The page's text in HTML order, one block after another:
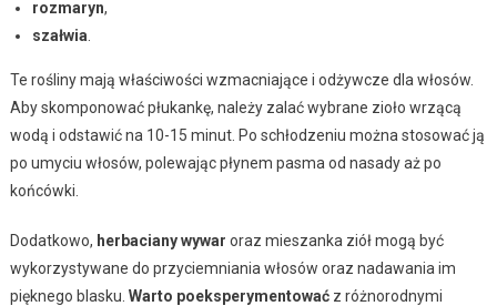
rozmaryn,
szałwia
Te rośliny mają właściwości wzmacniające i odżywcze dla włosów.
Aby skomponować płukankę, należy zalać wybrane zioło wrzącą
wodą i odstawić na 10-15 minut. Po schłodzeniu można stosować ją
po umyciu włosów, polewając płynem pasma od nasady aż po
końcówki.
Dodatkowo, herbaciany wywar oraz mieszanka ziół mogą być
wykorzystywane do przyciemniania włosów oraz nadawania im
pięknego blasku. Warto poeksperymentowaćz różnorodnymi